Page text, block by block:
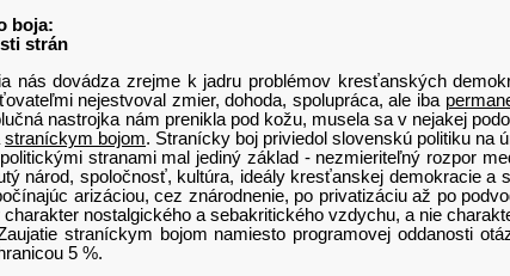
boja:
strán
zrejme k jadru problémov kresťanských
nejestvoval zmier, dohoda, spolupráca, ale iba
nastrojka nám prenikla pod kožu, musela sa v nejakej
straníckym bojom. Stranícky boj priviedol slovenskú politiku na
stranami mal jediný základ - nezmieriteľný rozpor
národ, spoločnosť, kultúra, ideály kresťanskej demokracie
arizáciou, cez znárodnenie, po privatizáciu až po
nostalgického a sebakritického vzdychu, a nie
straníckym bojom namiesto programovej oddanosti
5 %.